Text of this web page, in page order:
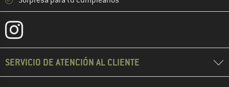
SERVICIO DE ATENCIÓN AL CLIENTE